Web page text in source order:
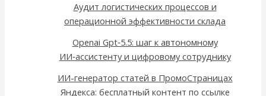
Аудит логистических процессов и
операционной эффективности склада
Openai Gpt‑5.5: шаг к автономному
ИИ‑ассистенту и цифровому сотруднику
ИИ-генератор статей в ПромоСтраницах
Яндекса: бесплатный контент по ссылке